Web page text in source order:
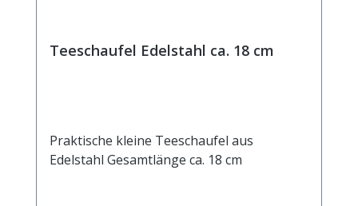
Teeschaufel Edelstahl ca. 18 cm
Praktische kleine Teeschaufel aus
Edelstahl Gesamtlänge ca. 18 cm